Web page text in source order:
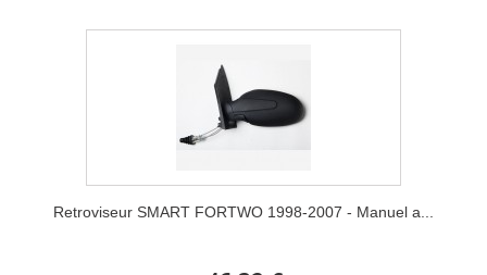
Retroviseur SMART FORTWO 1998-2007 - Manuel a...